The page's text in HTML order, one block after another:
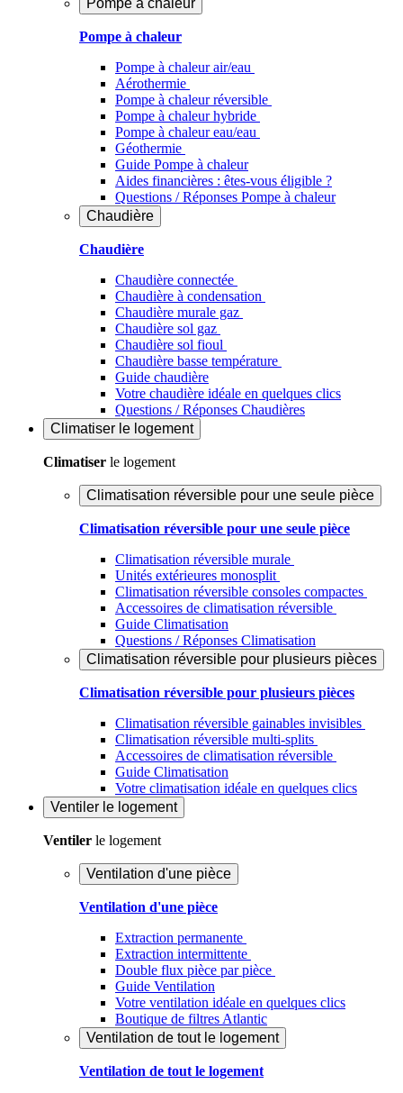
Pompe à chaleur
Pompe à chaleur
Pompe à chaleur air/eau
Aérothermie
Pompe à chaleur réversible
Pompe à chaleur hybride
Pompe à chaleur​ eau/eau
Géothermie
Guide Pompe à chaleur
Aides financières : êtes-vous éligible ?
Questions / Réponses Pompe à chaleur
Chaudière
Chaudière
Chaudière connectée
Chaudière à condensation
Chaudière murale gaz
Chaudière sol gaz
Chaudière sol fioul
Chaudière basse température
Guide chaudière
Votre chaudière idéale en quelques clics
Questions / Réponses Chaudières
Climatiser le logement
Climatiser le logement
Climatisation réversible pour une seule pièce
Climatisation réversible pour une seule pièce
Climatisation réversible murale
Unités extérieures monosplit
Climatisation réversible consoles compactes
Accessoires de climatisation réversible
Guide Climatisation
Questions / Réponses Climatisation
Climatisation réversible pour plusieurs pièces
Climatisation réversible pour plusieurs pièces
Climatisation réversible gainables invisibles
Climatisation réversible multi-splits
Accessoires de climatisation réversible
Guide Climatisation
Votre climatisation idéale en quelques clics
Ventiler le logement
Ventiler le logement
Ventilation d'une pièce
Ventilation d'une pièce
Extraction permanente
Extraction intermittente
Double flux pièce par pièce
Guide Ventilation
Votre ventilation idéale en quelques clics
Boutique de filtres Atlantic
Ventilation de tout le logement
Ventilation de tout le logement